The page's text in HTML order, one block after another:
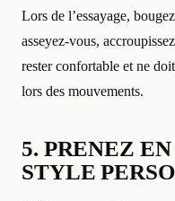
Lors de l’essayage,
asseyez-vous,
rester confortable et ne
lors des mouvements.
5. PRENEZ
STYLE